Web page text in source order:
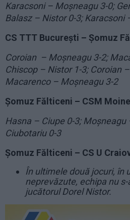
Karacsoni – Moșneagu 3-0;
Balasz – Nistor 0-3; Karacsoni
CS TTT București – Șomuz
Coroian – Moșneagu 3-2;
Chiscop – Nistor 1-3; Coroian
Macarenco – Moșneagu 3-2
Șomuz Fălticeni – CSM
Hasna – Ciupe 0-3;
Ciubotariu 0-3
Șomuz Fălticeni – CS U
În ultimele două jocuri, în
neprevăzute, echipa nu
jucătorul Dorel Nistor.